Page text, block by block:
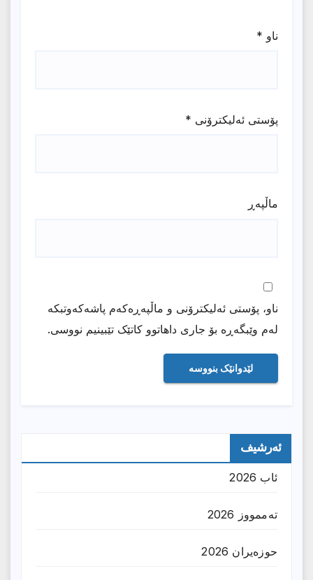
ناو *
پۆستی ئەلیکترۆنی *
ماڵپه‌ڕ
ناو، پۆستی ئەلیکترۆنی و ماڵپەڕەکەم پاشەکەوتبکە
لەم وێبگەڕە بۆ جاری داهاتوو کاتێک تێبینیم نووسی.
ئەرشیف
ئاب 2026
تەممووز 2026
حوزه‌یران 2026